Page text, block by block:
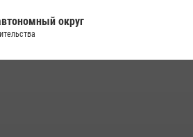
продолжаются на Ямале
округ